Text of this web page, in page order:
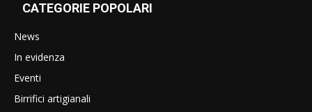
CATEGORIE POPOLARI
News
In evidenza
Eventi
Birrifici artigianali